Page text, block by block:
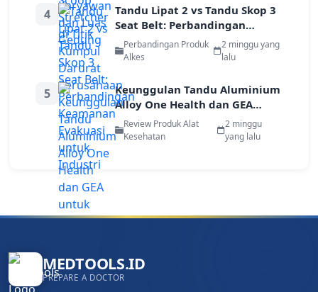
4
Tandu Lipat 2 vs Tandu Skop 3
Seat Belt: Perbandingan
Keamanan Evakuasi untuk
Industri
Perbandingan Produk
Alkes
2 minggu yang
lalu
5
Keunggulan Tandu Aluminium
Alloy One Health dan GEA
untuk Evakuasi Pekerja di Area
Terbatas
Review Produk Alat
Kesehatan
2 minggu
yang lalu
MEDTOOLS.ID
PREPARE A DOCTOR